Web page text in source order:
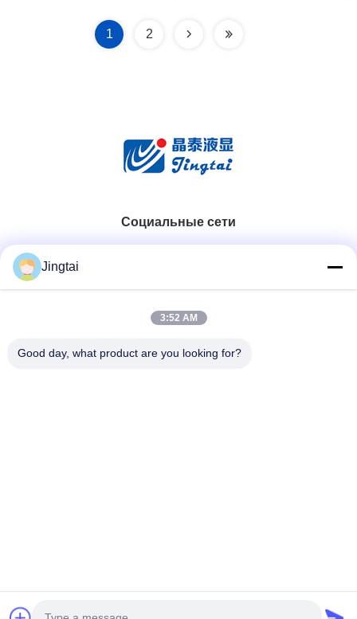
1 2
Социальные сети
0086-755-27491128
Поставщик. © авторского права 2025 Shenzhen Jingtai Liquid
Jingtai
3:52 AM
Good day, what product are you looking for?